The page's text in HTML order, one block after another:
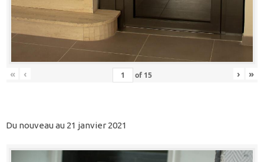
« ‹ of 15 › »
Du nouveau au 21 janvier 2021